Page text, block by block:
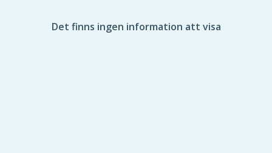
Det finns ingen information att visa